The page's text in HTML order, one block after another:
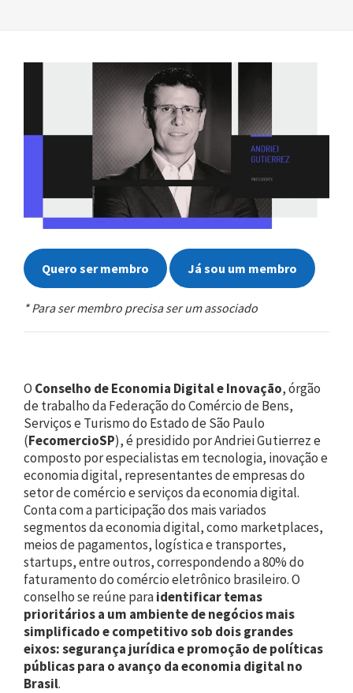
Quero ser membro Já sou um membro
* Para ser membro precisa ser um associado
O Conselho de Economia Digital e Inovação, órgão
de trabalho da Federação do Comércio de Bens,
Serviços e Turismo do Estado de São Paulo
(FecomercioSP), é presidido por Andriei Gutierrez e
composto por especialistas em tecnologia, inovação e
economia digital, representantes de empresas do
setor de comércio e serviços da economia digital.
Conta com a participação dos mais variados
segmentos da economia digital, como marketplaces,
meios de pagamentos, logística e transportes,
startups, entre outros, correspondendo a 80% do
faturamento do comércio eletrônico brasileiro. O
conselho se reúne paraidentificar temas
prioritários a um ambiente de negócios mais
simplificado e competitivo sob dois grandes
eixos: segurança jurídica e promoção de políticas
públicas para o avanço da economia digital no
Brasil.